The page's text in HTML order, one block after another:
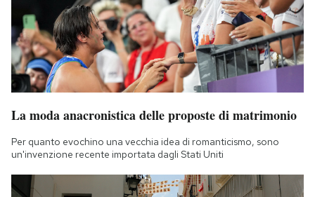
La moda anacronistica delle proposte di matrimonio
Per quanto evochino una vecchia idea di romanticismo, sono
un'invenzione recente importata dagli Stati Uniti